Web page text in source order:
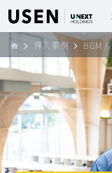
導入事例 BGM /